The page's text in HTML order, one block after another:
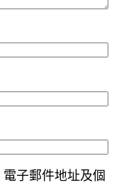
子郵件地址及個